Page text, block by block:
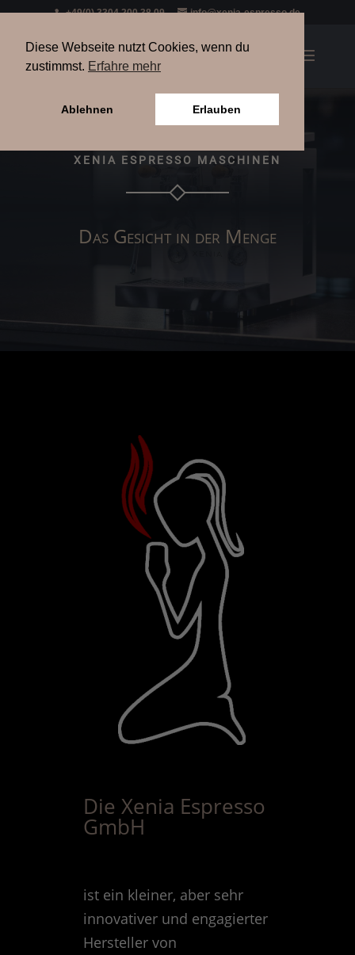
+49(0) 3304 200 38 09 info@xenia-espresso.de
XENIA ESPRESSO MASCHINEN
Das Gesicht in der Menge
Die Xenia Espresso
GmbH
ist ein kleiner, aber sehr
innovativer und engagierter
Hersteller von
Diese Webseite nutzt Cookies, wenn du
zustimmst. Erfahre mehr
Ablehnen Erlauben